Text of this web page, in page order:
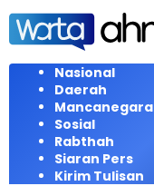
Langsung
konten
Nasional
Daerah
Mancanegara
Sosial
Rabthah
Siaran Pers
Kirim Tulisan